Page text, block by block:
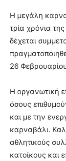
Η μεγάλη
τρία χρόνια
δέχεται
26
Η οργανωτική
όσους
και με την
καρναβάλι.
αθλητικούς
κατοίκους και